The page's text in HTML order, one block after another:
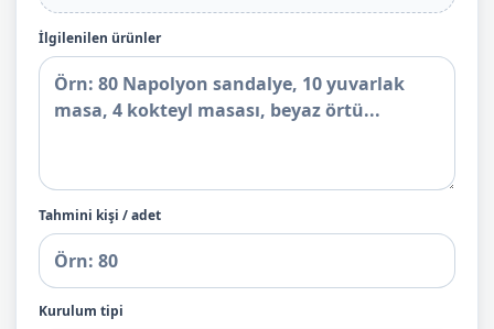
İlgilenilen ürünler
Tahmini kişi / adet
Kurulum tipi